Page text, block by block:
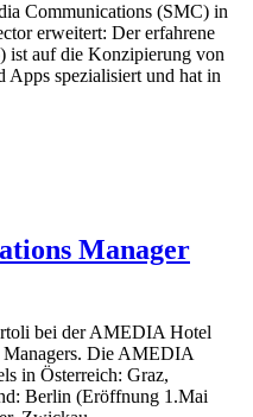
Communications (SMC) in
erweitert: Der erfahrene
ist auf die Konzipierung von
spezialisiert und hat in
Manager
bei der AMEDIA Hotel
Managers. Die AMEDIA
in Österreich: Graz,
Berlin (Eröffnung 1.Mai